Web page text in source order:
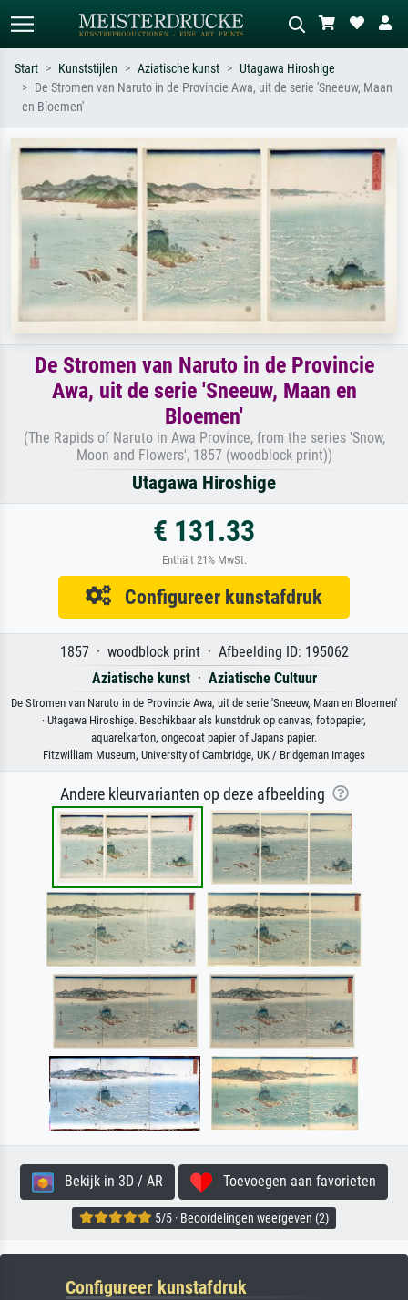
Standaard zoeken
Monet, Sterrennacht, impressionisme,
Hokusai-golf, naakt.
weide, abstract met veel rood, donker
olieverfschilderij, staand naakt naast
een boom.
Start Kunststijlen Aziatische kunst
Utagawa Hiroshige
De Stromen van Naruto in de Provincie Awa, uit de serie 'Sneeuw, Maan
en Bloemen'
De Stromen van Naruto in de Provincie
Awa, uit de serie 'Sneeuw, Maan en
Bloemen'
(The Rapids of Naruto in Awa Province, from the series 'Snow,
Moon and Flowers', 1857 (woodblock print))
Utagawa Hiroshige
€ 131.33
Enthält 21% MwSt.
Configureer kunstafdruk
1857 · woodblock print · Afbeelding ID: 195062
Aziatische kunst· Aziatische Cultuur
De Stromen van Naruto in de Provincie Awa, uit de serie 'Sneeuw, Maan en Bloemen'
· Utagawa Hiroshige. Beschikbaar als kunstdruk op canvas, fotopapier,
aquarelkarton, ongecoat papier of Japans papier.
Fitzwilliam Museum, University of Cambridge, UK / Bridgeman Images
Andere kleurvarianten op deze afbeelding
Bekijk in 3D / AR Toevoegen aan favorieten
5/5 · Beoordelingen weergeven (2)
Configureer kunstafdruk